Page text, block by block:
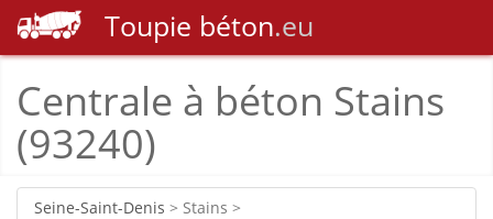
Toupie béton.eu
Centrale à béton Stains
(93240)
Seine-Saint-Denis > Stains >